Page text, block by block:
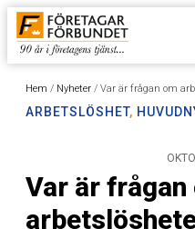
Hem / Nyheter / Var är frågan om
ARBETSLÖSHET,
Var är frågan